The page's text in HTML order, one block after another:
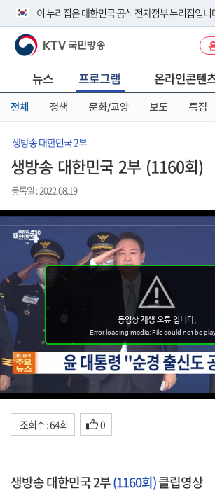
이 누리집은 대한민국 공식 전자정부 누리집입니
공식 누리집 주소 확인하기
니다.
이밖에 or.kr 또는 .kr등 다른 도메인 주소를 사용
서 도메인 주소를 확인해 보세요
KTV 국민방송
뉴스 프로그램 온라인콘텐
전체 정책 문화/교양 보도 특집
생방송 대한민국 2부
생방송 대한민국 2부 (1160회)
등록일 : 2022.08.19
조회수 : 64회 0
생방송 대한민국 2부(1160회)클립영상